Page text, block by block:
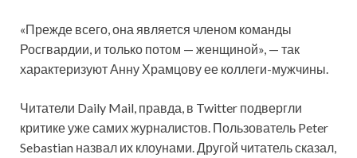
«Прежде всего, она является членом команды
Росгвардии, и только потом — женщиной», — так
характеризуют Анну Храмцову ее коллеги-мужчины.
Читатели Daily Mail, правда, в Twitter подвергли
критике уже самих журналистов. Пользователь Peter
Sebastian назвал их клоунами. Другой читатель сказал,